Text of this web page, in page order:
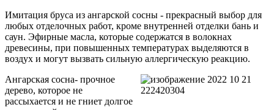
Имитация бруса из ангарской сосны - прекрасный выбор для
любых отделочных работ, кроме внутренней отделки бань и
саун. Эфирные масла, которые содержатся в волокнах
древесины, при повышенных температурах выделяются в
воздух и могут вызвать сильную аллергическую реакцию.
Ангарская сосна- прочное
дерево, которое не
рассыхается и не гниет долгое